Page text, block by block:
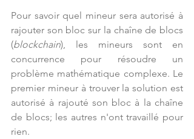
Pour savoir quel mineur sera autorisé à
rajouter son bloc sur la chaîne de blocs
(blockchain), les mineurs sont en
concurrence pour résoudre un
problème mathématique complexe. Le
premier mineur à trouver la solution est
autorisé à rajouté son bloc à la chaîne
de blocs; les autres n'ont travaillé pour
rien.